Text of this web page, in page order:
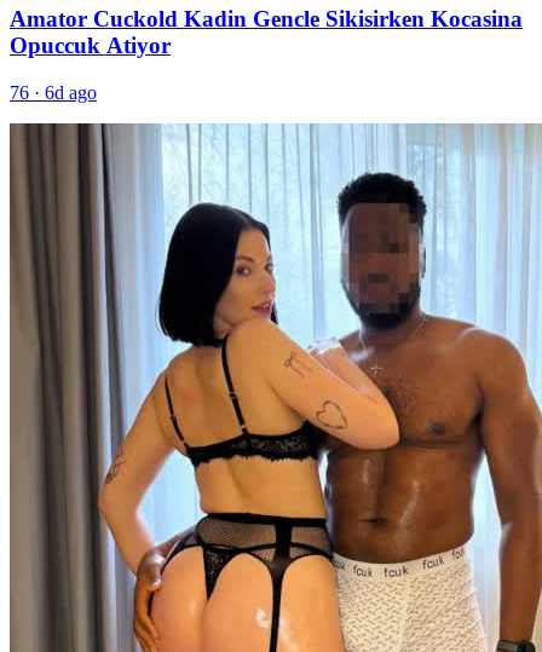
Amator Cuckold Kadin Gencle Sikisirken Kocasina
Opuccuk Atiyor
76 · 6d ago